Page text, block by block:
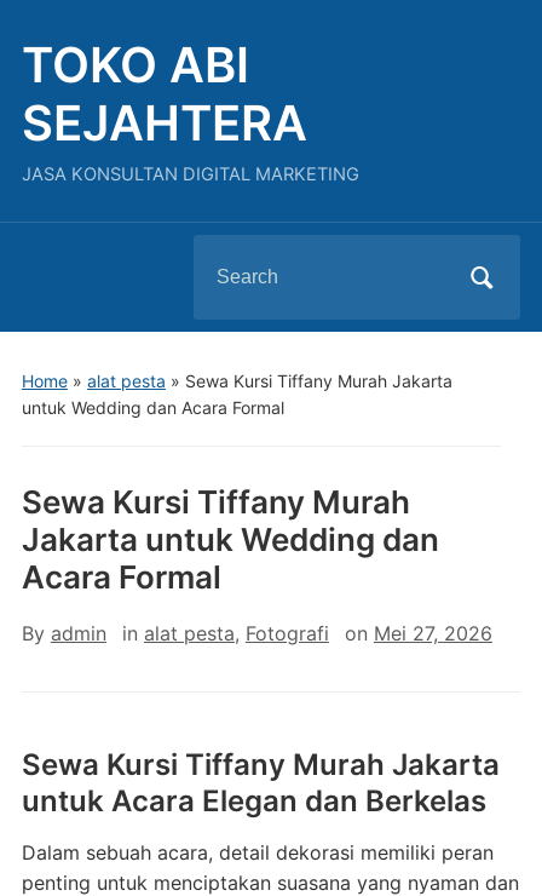
TOKO ABI
SEJAHTERA
JASA KONSULTAN DIGITAL MARKETING
for:
Home» alat pesta » Sewa Kursi Tiffany Murah Jakarta
untuk Wedding dan Acara Formal
Sewa Kursi Tiffany Murah
Jakarta untuk Wedding dan
Acara Formal
By admin in alat pesta, Fotografi on Mei 27, 2026
Sewa Kursi Tiffany Murah Jakarta
untuk Acara Elegan dan Berkelas
Dalam sebuah acara, detail dekorasi memiliki peran
penting untuk menciptakan suasana yang nyaman dan